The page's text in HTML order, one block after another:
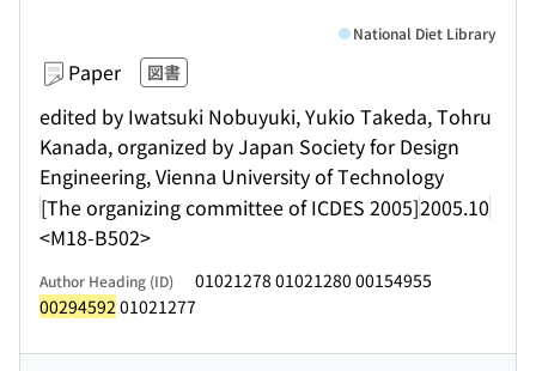
Paper 図書
edited by Iwatsuki Nobuyuki, Yukio Takeda, Tohru
Kanada, organized by Japan Society for Design
Engineering, Vienna University of Technology
[The organizing committee of ICDES 2005]2005.10
<M18-B502>
National Diet Library
Author Heading (ID)
01021278 01021280 00154955
00294592 01021277